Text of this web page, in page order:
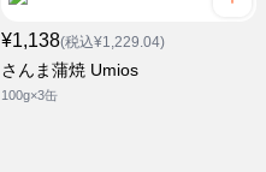
¥1,138(税込¥1,229.04)
さんま蒲焼 Umios
100g×3缶